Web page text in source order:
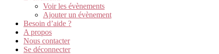
Voir les évènements
Ajouter un évènement
Besoin d’aide ?
A propos
Nous contacter
Se déconnecter